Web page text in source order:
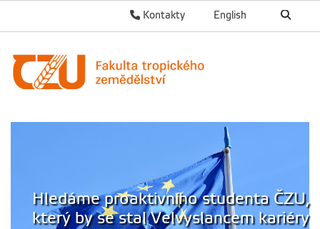
English
Kontakty
Hledáme proaktivního studenta ČZU,
který by se stal Velvyslancem kariéry